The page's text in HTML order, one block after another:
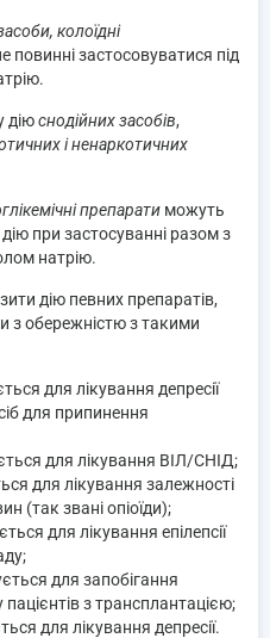
колоїдні
повинні застосовуватися під
діюснодійних засобів,
і ненаркотичних
препарати можуть
при застосуванні разом з
натрію.
дію певних препаратів,
з обережністю з такими
для лікування депресії
для припинення
для лікування ВІЛ/СНІД;
для лікування залежності
(так звані опіоїди);
для лікування епілепсії
для запобігання
пацієнтів з трансплантацією;
для лікування депресії.